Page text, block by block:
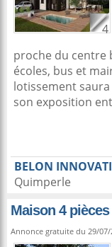
4
proche du centre
écoles, bus et
lotissement
son exposition
BELON
Quimperle
Maison 4 pièces
Annonce gratuite du 29/07/